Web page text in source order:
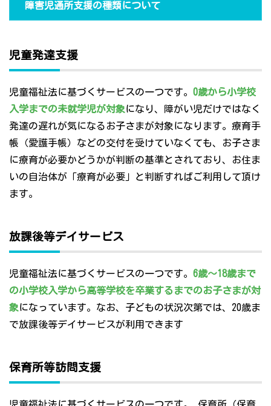
障害児通所支援の種類について
児童発達支援
児童福祉法に基づくサービスの一つです。 0歳から小学校
入学までの未就学児が対象になり、障がい児だけではなく
発達の遅れが気になるお子さまが対象になります。療育手
帳（愛護手帳）などの交付を受けていなくても、お子さま
に療育が必要かどうかが判断の基準とされており、お住ま
いの自治体が「療育が必要」と判断すればご利用して頂け
ます。
放課後等デイサービス
児童福祉法に基づくサービスの一つです。 6歳～18歳まで
の小学校入学から高等学校を卒業するまでのお子さまが対
象になっています。なお、子どもの状況次第では、20歳ま
で放課後等デイサービスが利用できます
保育所等訪問支援